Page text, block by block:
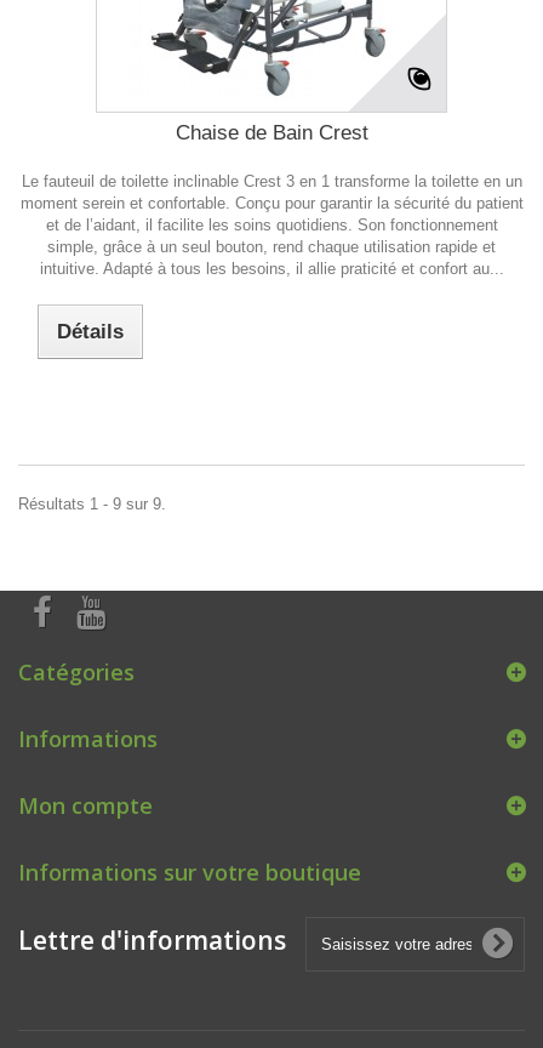
Chaise de Bain Crest
Le fauteuil de toilette inclinable Crest 3 en 1 transforme la toilette en un
moment serein et confortable. Conçu pour garantir la sécurité du patient
et de l’aidant, il facilite les soins quotidiens. Son fonctionnement
simple, grâce à un seul bouton, rend chaque utilisation rapide et
intuitive. Adapté à tous les besoins, il allie praticité et confort au...
Détails
Résultats 1 - 9 sur 9.
Catégories
Informations
Mon compte
Informations sur votre boutique
Lettre d'informations